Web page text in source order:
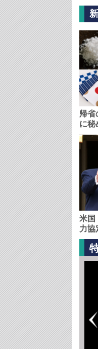
帰省
に
米国
力